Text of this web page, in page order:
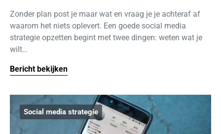
Zonder plan post je maar wat en vraag je je achteraf af
waarom het niets oplevert. Een goede social media
strategie opzetten begint met twee dingen: weten wat je
wilt…
Bericht bekijken
Social media strategie